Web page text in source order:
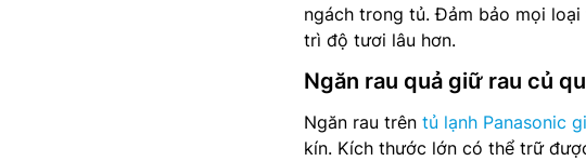
ngách trong tủ. Đảm bảo mọi
trì độ tươi lâu hơn.
Ngăn rau quả giữ rau củ
Ngăn rau trên tủ lạnh Panasonic
kín. Kích thước lớn có thể trữ